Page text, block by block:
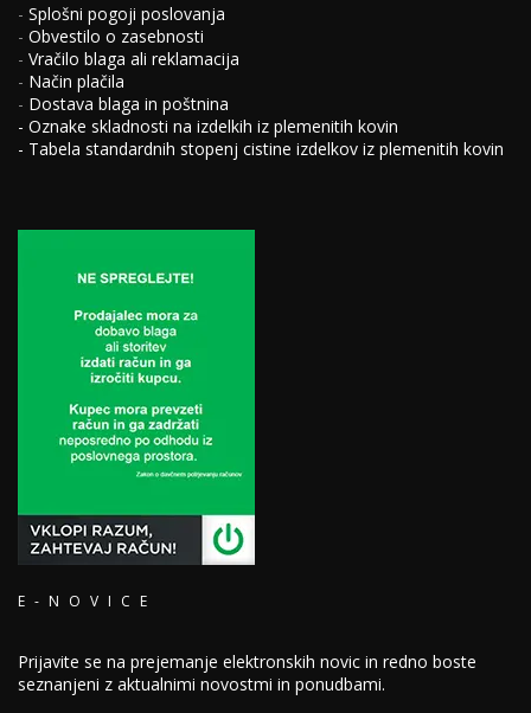
- Splošni pogoji poslovanja
- Obvestilo o zasebnosti
- Vračilo blaga ali reklamacija
- Način plačila
- Dostava blaga in poštnina
- Oznake skladnosti na izdelkih iz plemenitih kovin
- Tabela standardnih stopenj cistine izdelkov iz plemenitih kovin
E-NOVICE
Prijavite se na prejemanje elektronskih novic in redno boste
seznanjeni z aktualnimi novostmi in ponudbami.